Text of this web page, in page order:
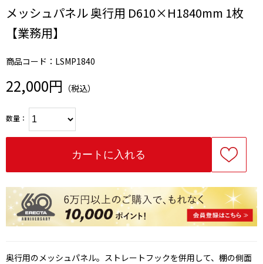
メッシュパネル 奥行用 D610×H1840mm 1枚
【業務用】
商品コード：LSMP1840
22,000円 （税込）
数量：
奥行用のメッシュパネル。ストレートフックを併用して、棚の側面